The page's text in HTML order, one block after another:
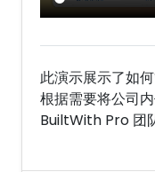
此演示展示了如
根据需要将公司
BuiltWith Pro 团